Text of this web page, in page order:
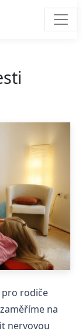
pro rodiče
na
nervovou